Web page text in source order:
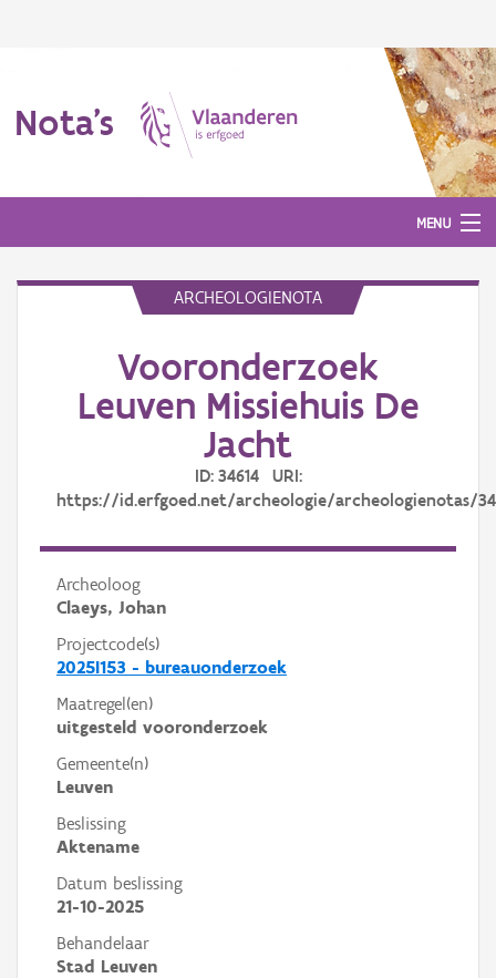
Nota's
MENU
ARCHEOLOGIENOTA
Vooronderzoek
Leuven Missiehuis De
Jacht
ID: 34614 URI:
https://id.erfgoed.net/archeologie/archeologienotas/
Archeoloog
Claeys, Johan
Projectcode(s)
2025I153 - bureauonderzoek
Maatregel(en)
uitgesteld vooronderzoek
Gemeente(n)
Leuven
Beslissing
Aktename
Datum beslissing
21-10-2025
Behandelaar
Stad Leuven